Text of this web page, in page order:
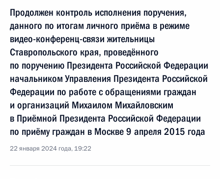
Продолжен контроль исполнения поручения,
данного по итогам личного приёма в режиме
видео-конференц-связи жительницы
Ставропольского края, проведённого
по поручению Президента Российской Федерации
начальником Управления Президента Российской
Федерации по работе с обращениями граждан
и организаций Михаилом Михайловским
в Приёмной Президента Российской Федерации
по приёму граждан в Москве 9 апреля 2015 года
22 января 2024 года, 19:22